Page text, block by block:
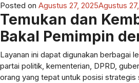
Posted on Agustus 27, 2025Agustus
Temukan dan
Bakal Pemimpin
Layanan ini dapat digunakan berbagai
partai politik, kementerian, DPRD,
orang yang tepat untuk posisi strategis